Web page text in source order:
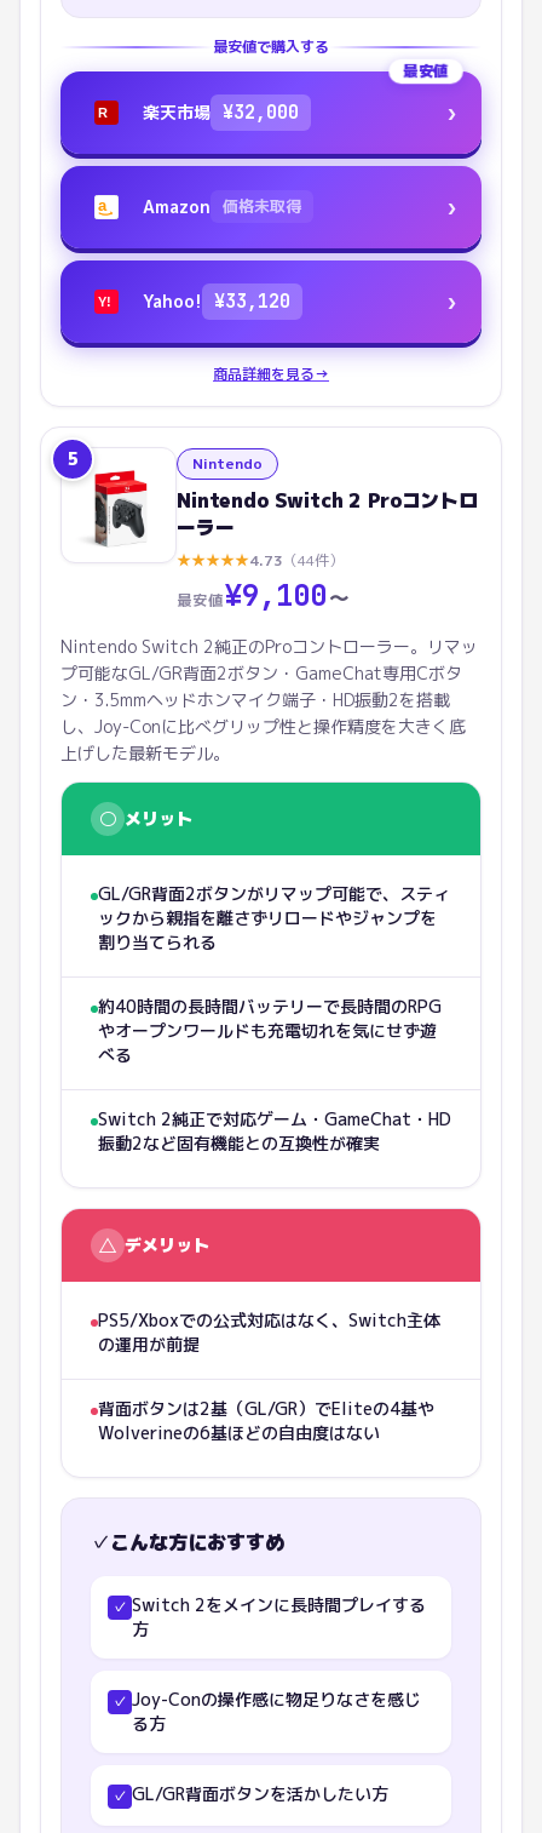
最安値で購入する
最安値
R 楽天市場 ¥32,000 ›
a Amazon 価格未取得 ›
Y! Yahoo! ¥33,120 ›
商品詳細を見る→
5 Nintendo
Nintendo Switch 2 Proコントロ
ーラー
★★★★★4.73 （44件）
最安値¥9,100〜
Nintendo Switch 2純正のProコントローラー。リマッ
プ可能なGL/GR背面2ボタン・GameChat専用Cボタ
ン・3.5mmヘッドホンマイク端子・HD振動2を搭載
し、Joy-Conに比べグリップ性と操作精度を大きく底
上げした最新モデル。
○ メリット
GL/GR背面2ボタンがリマップ可能で、スティ
ックから親指を離さずリロードやジャンプを
割り当てられる
約40時間の長時間バッテリーで長時間のRPG
やオープンワールドも充電切れを気にせず遊
べる
Switch 2純正で対応ゲーム・GameChat・HD
振動2など固有機能との互換性が確実
△ デメリット
PS5/Xboxでの公式対応はなく、Switch主体
の運用が前提
背面ボタンは2基（GL/GR）でEliteの4基や
Wolverineの6基ほどの自由度はない
✓こんな方におすすめ
✓ Switch 2をメインに長時間プレイする
方
✓ Joy-Conの操作感に物足りなさを感じ
る方
✓ GL/GR背面ボタンを活かしたい方